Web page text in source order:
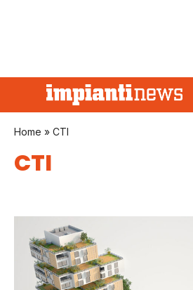
Home » CTI
CTI